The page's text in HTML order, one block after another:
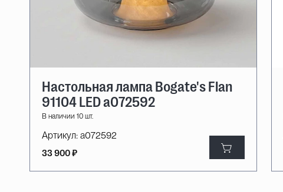
Настольная лампа Bogate's Flan
91104 LED a072592
В наличии 10 шт.
Артикул: a072592
33 900 ₽